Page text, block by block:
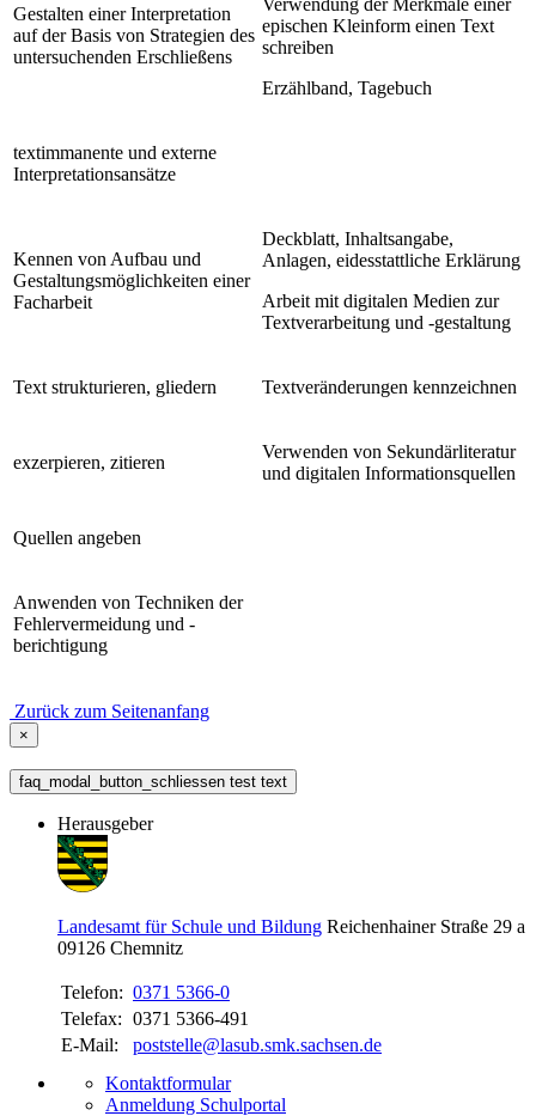
Gestalten einer Interpretation
auf der Basis von Strategien des
untersuchenden Erschließens
epischen Kleinform einen Text
schreiben
Erzählband, Tagebuch
textimmanente und externe
Interpretationsansätze
Kennen von Aufbau und
Gestaltungsmöglichkeiten einer
Facharbeit
Deckblatt, Inhaltsangabe,
Anlagen, eidesstattliche Erklärung
Arbeit mit digitalen Medien zur
Textverarbeitung und -gestaltung
Text strukturieren, gliedern Textveränderungen kennzeichnen
exzerpieren, zitieren
Verwenden von Sekundärliteratur
und digitalen Informationsquellen
Quellen angeben
Anwenden von Techniken der
Fehlervermeidung und -
berichtigung
Zurück zum Seitenanfang
×
faq_modal_button_schliessen test text
Herausgeber
Landesamt für Schule und Bildung Reichenhainer Straße 29 a
09126 Chemnitz
Telefon: 0371 5366-0
Telefax: 0371 5366-491
E-Mail:
poststelle@lasub.smk.sachsen.de
Kontaktformular
Anmeldung Schulportal